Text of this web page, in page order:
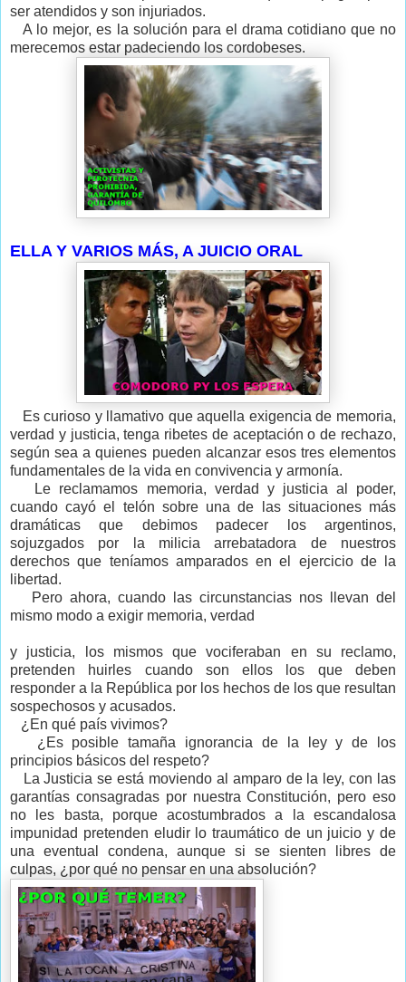
ser atendidos y son injuriados.
A lo mejor, es la solución para el drama cotidiano que no
merecemos estar padeciendo los cordobeses.
ELLA Y VARIOS MÁS, A JUICIO ORAL
Es curioso y llamativo que aquella exigencia de memoria,
verdad y justicia, tenga ribetes de aceptación o de rechazo,
según sea a quienes pueden alcanzar esos tres elementos
fundamentales de la vida en convivencia y armonía.
Le reclamamos memoria, verdad y justicia al poder,
cuando cayó el telón sobre una de las situaciones más
dramáticas que debimos padecer los argentinos,
sojuzgados por la milicia arrebatadora de nuestros
derechos que teníamos amparados en el ejercicio de la
libertad.
Pero ahora, cuando las circunstancias nos llevan del
mismo modo a exigir memoria, verdad
y justicia, los mismos que vociferaban en su reclamo,
pretenden huirles cuando son ellos los que deben
responder a la República por los hechos de los que resultan
sospechosos y acusados.
¿En qué país vivimos?
¿Es posible tamaña ignorancia de la ley y de los
principios básicos del respeto?
La Justicia se está moviendo al amparo de la ley, con las
garantías consagradas por nuestra Constitución, pero eso
no les basta, porque acostumbrados a la escandalosa
impunidad pretenden eludir lo traumático de un juicio y de
una eventual condena, aunque si se sienten libres de
culpas, ¿por qué no pensar en una absolución?